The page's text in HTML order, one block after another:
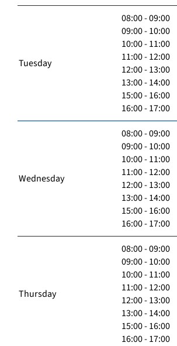
Tuesday
08:00 - 09:00
09:00 - 10:00
10:00 - 11:00
11:00 - 12:00
12:00 - 13:00
13:00 - 14:00
15:00 - 16:00
16:00 - 17:00
Wednesday
08:00 - 09:00
09:00 - 10:00
10:00 - 11:00
11:00 - 12:00
12:00 - 13:00
13:00 - 14:00
15:00 - 16:00
16:00 - 17:00
Thursday
08:00 - 09:00
09:00 - 10:00
10:00 - 11:00
11:00 - 12:00
12:00 - 13:00
13:00 - 14:00
15:00 - 16:00
16:00 - 17:00